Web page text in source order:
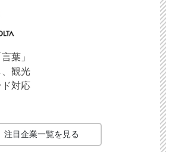
葉」
観光
対応
注目企業一覧を見る